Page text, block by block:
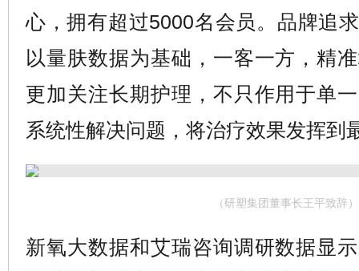
心，拥有超过5000名会员。品牌追
以量肤数据为基础，一客一方，精
更加关注长期护理，不只作用于单
系统性解决问题，将治疗效果发挥到
（研塑集团董事长王平致辞）
新氧大数据和艾瑞咨询调研数据显